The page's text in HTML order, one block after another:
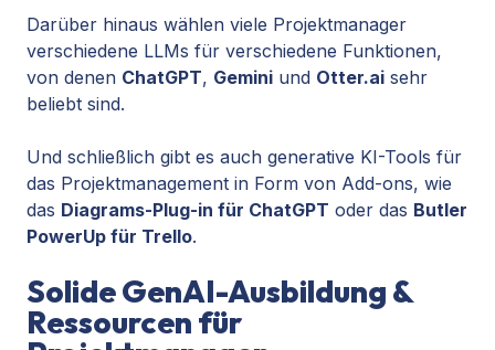
Darüber hinaus wählen viele Projektmanager
verschiedene LLMs für verschiedene Funktionen,
von denen ChatGPT, Gemini und Otter.ai sehr
beliebt sind.
Und schließlich gibt es auch generative KI-Tools für
das Projektmanagement in Form von Add-ons, wie
das Diagrams-Plug-in für ChatGPT oder das Butler
PowerUp für Trello.
Solide GenAI-Ausbildung &
Ressourcen für